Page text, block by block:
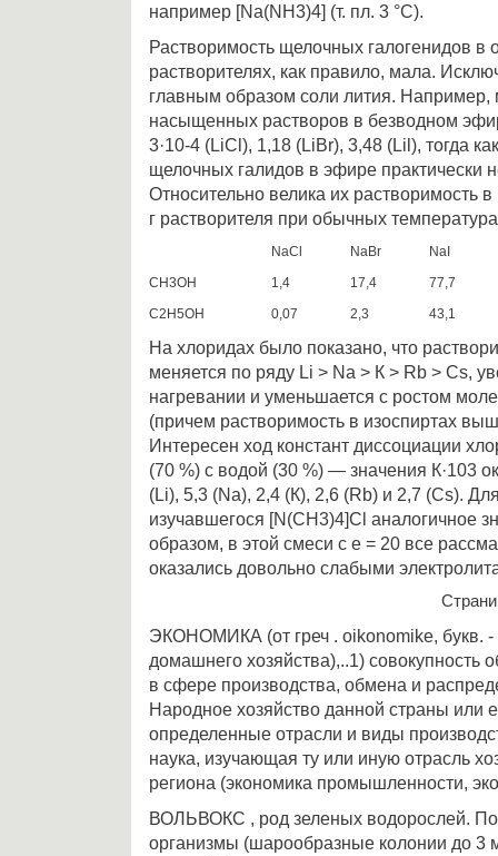
например [Nа(NН3)4] (т. пл. 3 °С).
Растворимость щелочных галогенидов в
растворителях, как правило, мала.
главным образом соли лития. Например,
насыщенных растворов в безводном
3·10-4 (LiСl), 1,18 (LiВr), 3,48 (Lil), тогда
щелочных галидов в эфире практически
Относительно велика их растворимость
г растворителя при обычных
NaCl NaBr
NaI
CH3OH
1,4 17,4
77,7
C2H5OH
0,07 2,3 43,1
На хлоридах было показано, что
меняется по ряду Li > Nа > К > Rb > Сs,
нагревании и уменьшается с ростом
(причем растворимость в изоспиртах
Интересен ход констант диссоциации
(70 %) с водой (30 %) — значения К·103
(Li), 5,3 (Nа), 2,4 (К), 2,6 (Rb) и 2,7 (Сs).
изучавшегося [N(СН3)4]Сl аналогичное
образом, в этой смеси с e = 20 все
оказались довольно слабыми
ЭКОНОМИКА (от греч . oikonomike, букв. -
домашнего хозяйства),..1) совокупность
в сфере производства, обмена и
Народное хозяйство данной страны или
определенные отрасли и виды
наука, изучающая ту или иную отрасль
региона (экономика промышленности,
ВОЛЬВОКС , род зеленых водорослей.
организмы (шарообразные колонии до 3